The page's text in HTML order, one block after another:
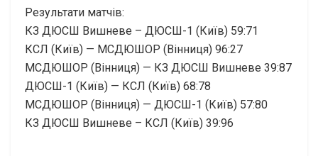
Результати матчів:
КЗ ДЮСШ Вишневе – ДЮСШ-1 (Київ) 59:71
КСЛ (Київ) — МСДЮШОР (Вінниця) 96:27
МСДЮШОР (Вінниця) — КЗ ДЮСШ Вишневе 39:87
ДЮСШ-1 (Київ) — КСЛ (Київ) 68:78
МСДЮШОР (Вінниця) — ДЮСШ-1 (Київ) 57:80
КЗ ДЮСШ Вишневе – КСЛ (Київ) 39:96